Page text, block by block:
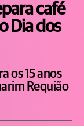
café
Dia dos
os 15 anos
Requião